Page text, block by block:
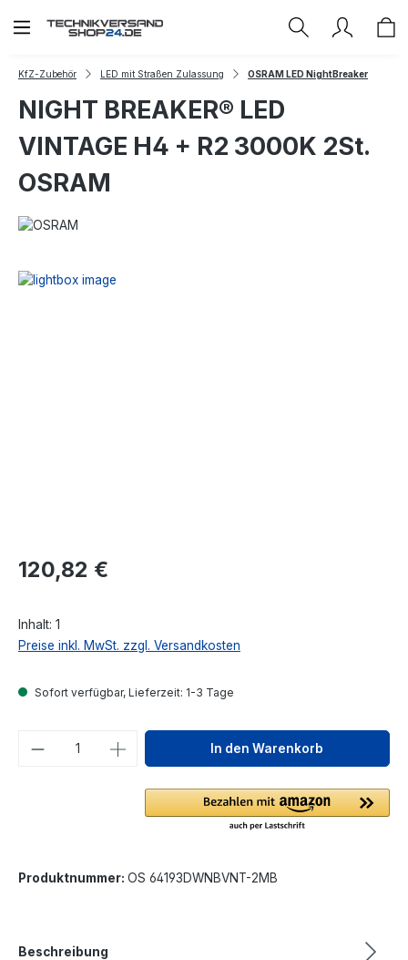
Zum Hauptinhalt springen
KfZ-Zubehör LED mit Straßen Zulassung OSRAM LED NightBreaker
NIGHT BREAKER® LED
VINTAGE H4 + R2 3000K 2St.
OSRAM
Regulärer Preis:
120,82 €
Inhalt: 1
Preise inkl. MwSt. zzgl. Versandkosten
Sofort verfügbar, Lieferzeit: 1-3 Tage
Produkt Anzahl: Gib denIn den Warenkorb
Produktnummer: OS 64193DWNBVNT-2MB
Beschreibung